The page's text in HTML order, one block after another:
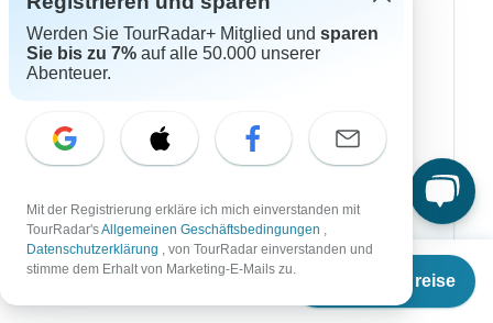
Termine & Preise
Südafrika
China
Israel
Japan
Neuseeland
Philippinen
Werden Sie TourRadar+ Mitglied und sparen
Sie bis zu 7% auf alle 50.000 unserer
Abenteuer.
Mit der Registrierung erkläre ich mich einverstanden mit
TourRadar'sAllgemeinen Geschäftsbedingungen ,
Datenschutzerklärung , von TourRadar einverstanden und
stimme dem Erhalt von Marketing-E-Mails zu.